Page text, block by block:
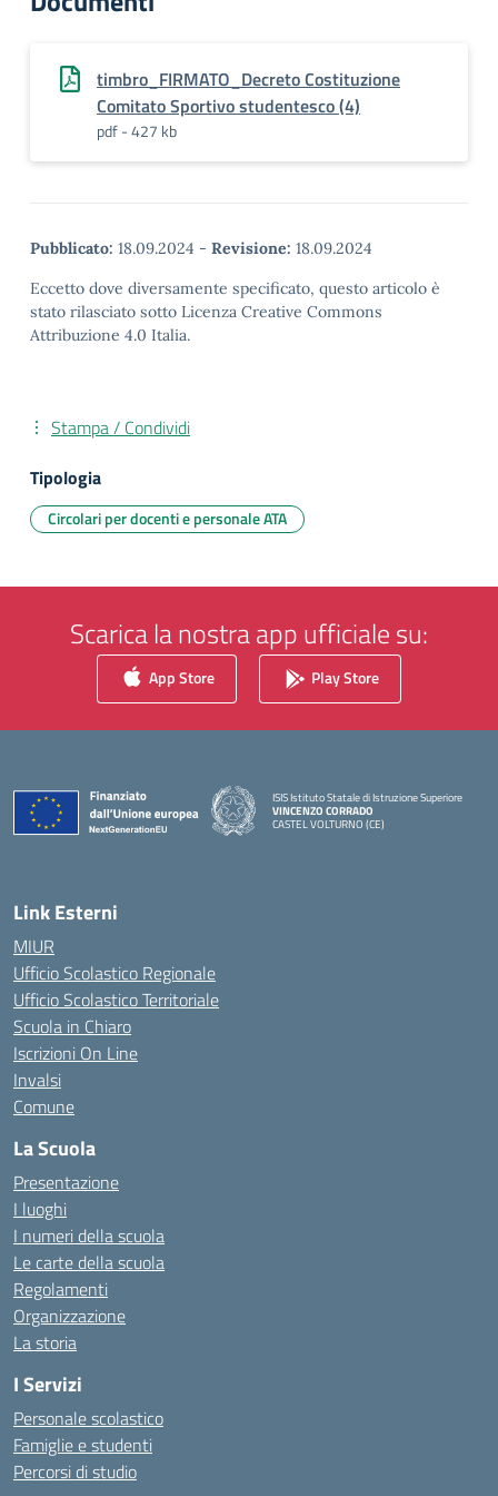
timbro_FIRMATO_Decreto Costituzione
Comitato Sportivo studentesco (4)
pdf - 427 kb
Pubblicato: 18.09.2024 - Revisione: 18.09.2024
Eccetto dove diversamente specificato, questo articolo è
stato rilasciato sotto Licenza Creative Commons
Attribuzione 4.0 Italia.
Stampa / Condividi
Tipologia
Circolari per docenti e personale ATA
Scarica la nostra app ufficiale su:
App Store Play Store
ISIS Istituto Statale di Istruzione Superiore
VINCENZO CORRADO
CASTEL VOLTURNO (CE)
Link Esterni
MIUR
Ufficio Scolastico Regionale
Ufficio Scolastico Territoriale
Scuola in Chiaro
Iscrizioni On Line
Invalsi
Comune
La Scuola
Presentazione
I luoghi
I numeri della scuola
Le carte della scuola
Regolamenti
Organizzazione
La storia
I Servizi
Personale scolastico
Famiglie e studenti
Percorsi di studio